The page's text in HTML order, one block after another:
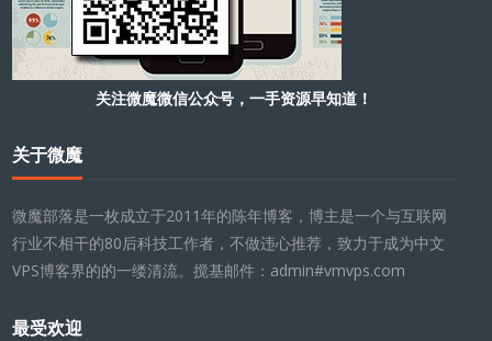
关注微魔微信公众号，一手资源早知道！
关于微魔
微魔部落是一枚成立于2011年的陈年博客，博主是一个与互联网
行业不相干的80后科技工作者，不做违心推荐，致力于成为中文
VPS博客界的的一缕清流。搅基邮件：admin#vmvps.com
最受欢迎